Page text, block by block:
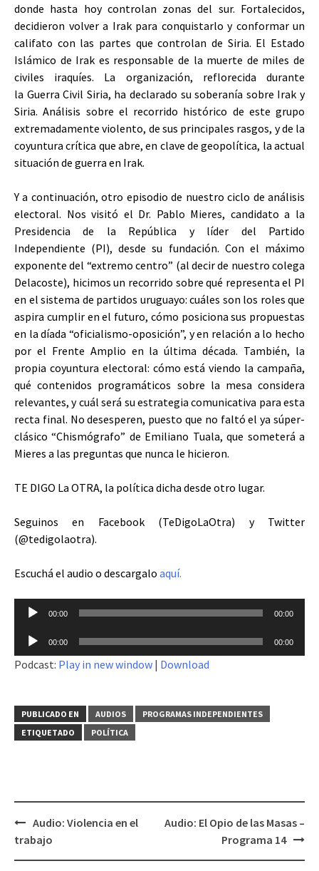
donde hasta hoy controlan zonas del sur. Fortalecidos,
decidieron volver a Irak para conquistarlo y conformar un
califato con las partes que controlan de Siria. El Estado
Islámico de Irak es responsable de la muerte de miles de
civiles iraquíes. La organización, reflorecida durante
la Guerra Civil Siria, ha declarado su soberanía sobre Irak y
Siria. Análisis sobre el recorrido histórico de este grupo
extremadamente violento, de sus principales rasgos, y de la
coyuntura crítica que abre, en clave de geopolítica, la actual
situación de guerra en Irak.
Y a continuación, otro episodio de nuestro ciclo de análisis
electoral. Nos visitó el Dr. Pablo Mieres, candidato a la
Presidencia de la República y líder del Partido
Independiente (PI), desde su fundación. Con el máximo
exponente del “extremo centro” (al decir de nuestro colega
Delacoste), hicimos un recorrido sobre qué representa el PI
en el sistema de partidos uruguayo: cuáles son los roles que
aspira cumplir en el futuro, cómo posiciona sus propuestas
en la díada “oficialismo-oposición”, y en relación a lo hecho
por el Frente Amplio en la última década. También, la
propia coyuntura electoral: cómo está viendo la campaña,
qué contenidos programáticos sobre la mesa considera
relevantes, y cuál será su estrategia comunicativa para esta
recta final. No desesperen, puesto que no faltó el ya súper-
clásico “Chismógrafo” de Emiliano Tuala, que someterá a
Mieres a las preguntas que nunca le hicieron.
TE DIGO La OTRA, la política dicha desde otro lugar.
Seguinos en Facebook (TeDigoLaOtra) y Twitter
(@tedigolaotra).
Escuchá el audio o descargalo aquí.
Reproductor
audio
00:00 00:00
Reproductor
audio
00:00 00:00
Podcast: Play in new window | Download
PUBLICADO EN AUDIOS
PROGRAMAS INDEPENDIENTES
ETIQUETADO
POLÍTICA
Navegación
Audio: Violencia en el
trabajo
Audio: El Opio de las Masas –
Programa 14